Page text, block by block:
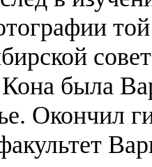
была
Окончил